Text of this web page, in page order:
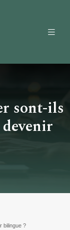
sont-ils
bilingue ?